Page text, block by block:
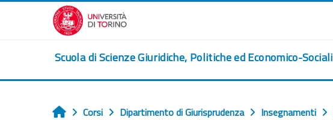
Vai al contenuto principale
Scuola di Scienze Giuridiche, Politiche ed Economico-Sociali
Home
Corsi Dipartimento di Giurisprudenza Insegnamenti